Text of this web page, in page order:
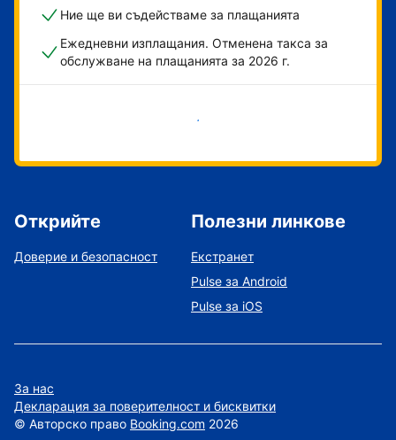
Ние ще ви съдействаме за плащанията
Ежедневни изплащания. Отменена такса за
обслужване на плащанията за 2026 г.
Начало
Открийте
Доверие и безопасност
Полезни линкове
Екстранет
Pulse за Android
Pulse за iOS
За нас
Декларация за поверителност и бисквитки
© Авторско право Booking.com 2026